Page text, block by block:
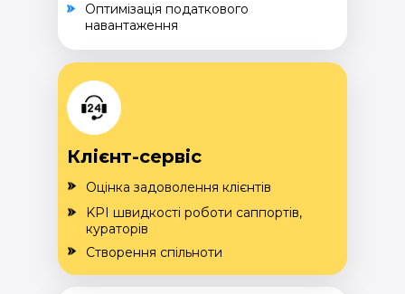
Оптимізація податкового
навантаження
Клієнт-сервіс
Оцінка задоволення клієнтів
Створення спільноти
KPI швидкості роботи саппортів,
кураторів